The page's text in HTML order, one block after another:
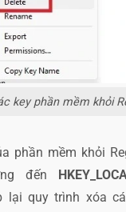
key phần mềm khỏi
phần mềm khỏi
đến
lại quy trình xóa